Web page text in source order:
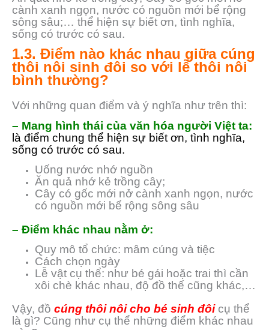
cành xanh ngọn, nước có nguồn mới bể rộng
sông sâu;… thể hiện sự biết ơn, tình nghĩa,
sống có trước có sau.
1.3. Điểm nào khác nhau giữa cúng
thôi nôi sinh đôi so với lễ thôi nôi
bình thường?
Với những quan điểm và ý nghĩa như trên thì:
– Mang hình thái của văn hóa người Việt ta:
là điểm chung thể hiện sự biết ơn, tình nghĩa,
sống có trước có sau.
Uống nước nhớ nguồn
Ăn quả nhớ kẻ trồng cây;
Cây có gốc mới nở cành xanh ngọn, nước
có nguồn mới bể rộng sông sâu
– Điểm khác nhau nằm ở:
Quy mô tổ chức: mâm cúng và tiệc
Cách chọn ngày
Lễ vật cụ thể: như bé gái hoặc trai thì cần
xôi chè khác nhau, độ đồ thế cũng khác,…
Vậy, đồ cúng thôi nôi cho bé sinh đôi cụ thể
là gì? Cũng như cụ thể những điểm khác nhau